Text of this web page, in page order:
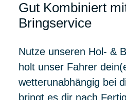
Gut Kombiniert
Bringservice
Nutze unseren Hol- &
holt unser Fahrer
wetterunabhängig bei
bringt es dir nach